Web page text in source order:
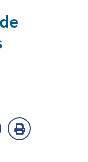
Imprimir